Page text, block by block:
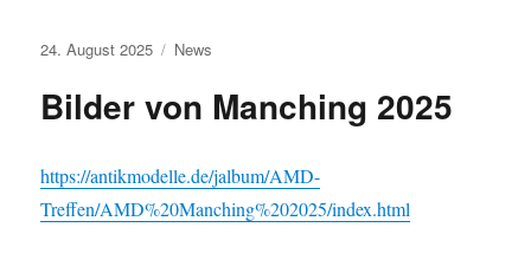
Veröffentlicht
24. August 2025 Kategorien
News
Bilder von Manching 2025
https://antikmodelle.de/jalbum/AMD-
Treffen/AMD%20Manching%202025/index.html